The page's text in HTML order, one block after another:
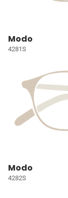
Modo
4281S
Modo
4282S